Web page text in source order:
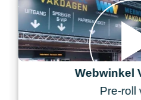
Webwinkel
Pre-roll